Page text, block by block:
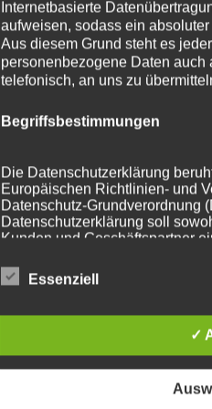
Internetbasierte
aufweisen, sodass ein
Aus diesem Grund steht es
personenbezogene Daten
telefonisch, an uns zu
Begriffsbestimmungen
Die Datenschutzerklärung
Europäischen Richtlinien- und
Datenschutz-Grundverordnung
Datenschutzerklärung soll
Kunden und Geschäftspartner
Begrifflichkeiten erläutern.
folgenden Begriffe:
a) personenbezogene Daten
Essenziell
✓